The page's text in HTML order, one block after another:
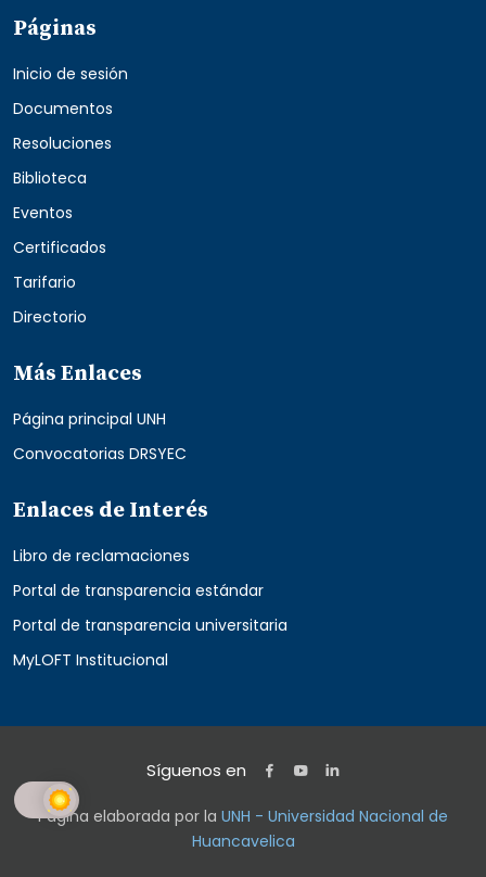
Páginas
Inicio de sesión
Documentos
Resoluciones
Biblioteca
Eventos
Certificados
Tarifario
Directorio
Más Enlaces
Página principal UNH
Convocatorias DRSYEC
Enlaces de Interés
Libro de reclamaciones
Portal de transparencia estándar
Portal de transparencia universitaria
MyLOFT Institucional
Síguenos en
Página elaborada por la UNH - Universidad Nacional de
Huancavelica